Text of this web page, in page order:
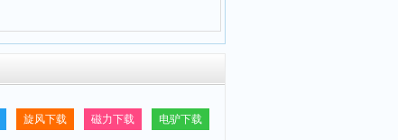
旋风下载 磁力下载 电驴下载